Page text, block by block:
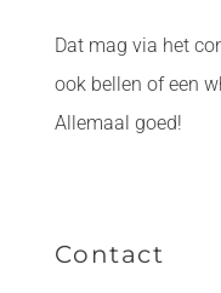
Dat mag via het
ook bellen of een
Allemaal goed!
Contact